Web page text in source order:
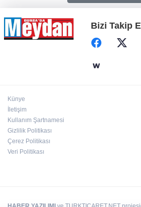
Bizi Takip
Künye
İletişim
Kullanım Şartnamesi
Gizlilik Politikası
Çerez Politikası
Veri Politikası